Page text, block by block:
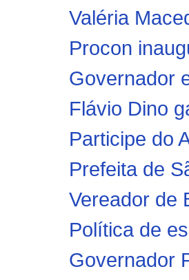
Valéria
Procon
Governador
Flávio Dino
Participe do
Prefeita de
Vereador de
Política de
Governador